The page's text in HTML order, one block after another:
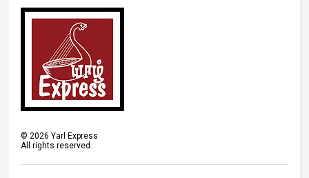
© 2026 Yarl Express
All rights reserved.